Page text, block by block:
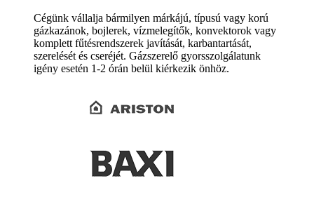
Cégünk vállalja bármilyen márkájú, típusú vagy korú
gázkazánok, bojlerek, vízmelegítők, konvektorok vagy
komplett fűtésrendszerek javítását, karbantartását,
szerelését és cseréjét. Gázszerelő gyorsszolgálatunk
igény esetén 1-2 órán belül kiérkezik önhöz.